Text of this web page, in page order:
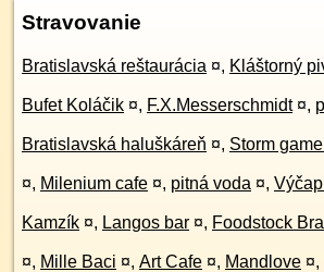
Stravovanie
Bratislavská reštaurácia ¤, Kláštorný
Bufet Koláčik ¤, F.X.Messerschmidt ¤,
Bratislavská haluškáreň ¤, Storm
¤, Milenium cafe ¤, pitná voda ¤,
Kamzík ¤, Langos bar ¤, Foodstock
¤, Mille Baci ¤, Art Cafe ¤, Mandlove ¤,